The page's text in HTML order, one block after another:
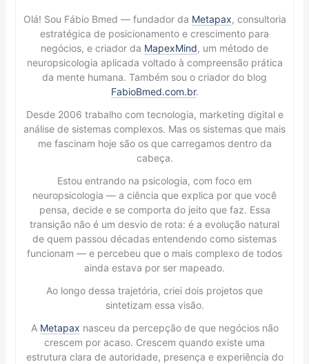
Olá! Sou Fábio Bmed — fundador da Metapax, consultoria
estratégica de posicionamento e crescimento para
negócios, e criador da MapexMind, um método de
neuropsicologia aplicada voltado à compreensão prática
da mente humana. Também sou o criador do blog
FabioBmed.com.br.
Desde 2006 trabalho com tecnologia, marketing digital e
análise de sistemas complexos. Mas os sistemas que mais
me fascinam hoje são os que carregamos dentro da
cabeça.
Estou entrando na psicologia, com foco em
neuropsicologia — a ciência que explica por que você
pensa, decide e se comporta do jeito que faz. Essa
transição não é um desvio de rota: é a evolução natural
de quem passou décadas entendendo como sistemas
funcionam — e percebeu que o mais complexo de todos
ainda estava por ser mapeado.
Ao longo dessa trajetória, criei dois projetos que
sintetizam essa visão.
A Metapax nasceu da percepção de que negócios não
crescem por acaso. Crescem quando existe uma
estrutura clara de autoridade, presença e experiência do